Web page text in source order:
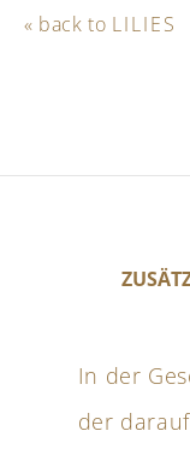
« back to LILIES
In der
der